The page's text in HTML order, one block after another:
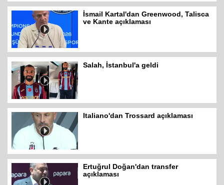
İsmail Kartal'dan Greenwood, Talisca
ve Kante açıklaması
Salah, İstanbul'a geldi
Italiano'dan Trossard açıklaması
Ertuğrul Doğan'dan transfer
açıklaması